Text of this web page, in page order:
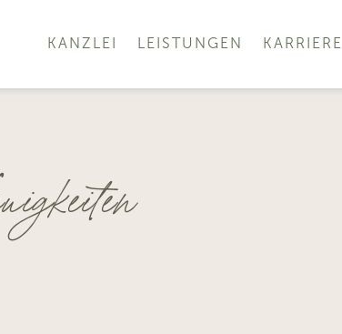
KANZLEI LEISTUNGEN KARRIERE